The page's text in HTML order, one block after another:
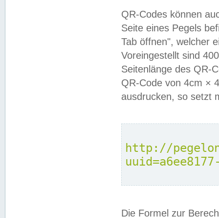
QR-Codes können
Seite eines Pegels
Tab öffnen", welcher
Voreingestellt sind
Seitenlänge des QR-
QR-Code von 4cm ×
ausdrucken, so setzt
http://
Die Formel zur